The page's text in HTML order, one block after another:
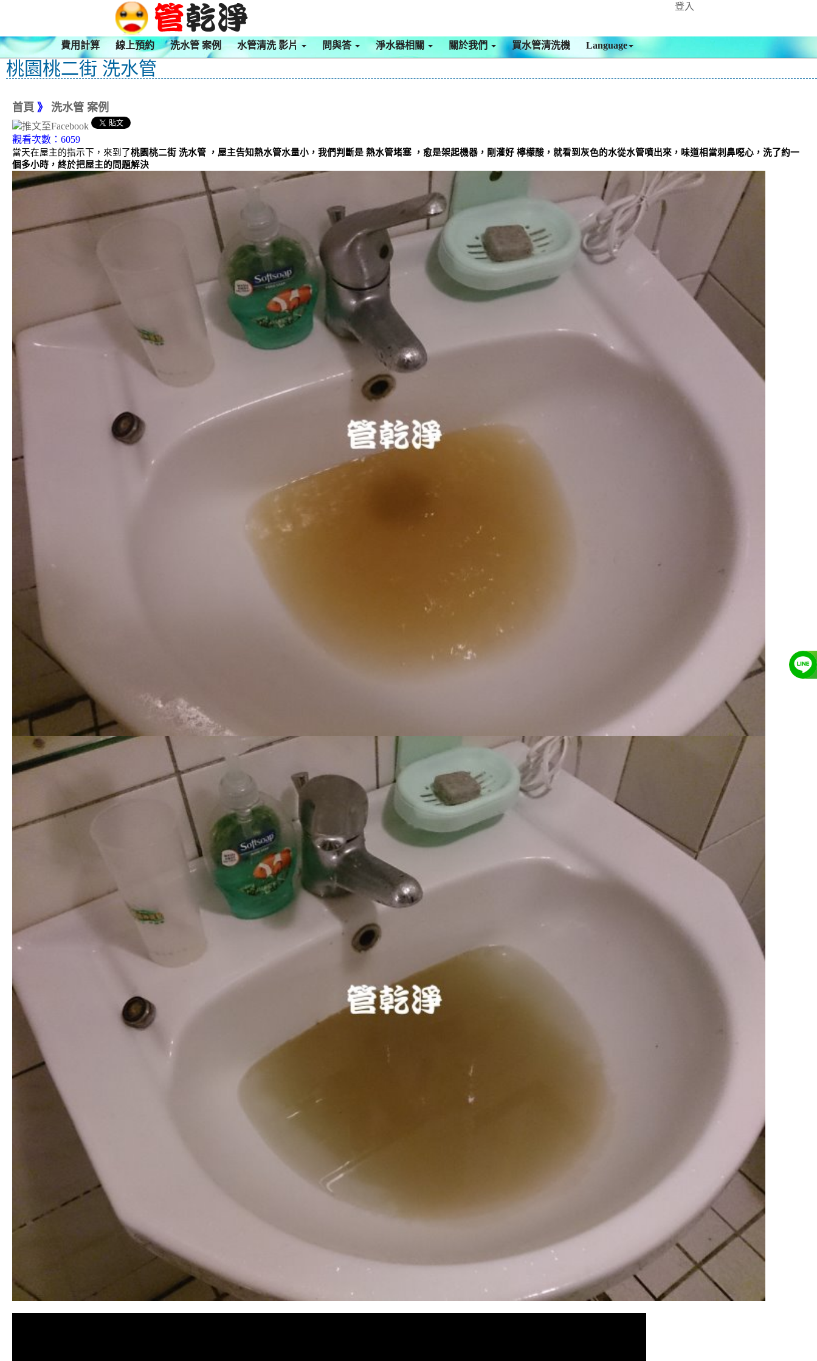
登入
費用計算 線上預約 洗水管 案例 水管清洗 影片 問與答 淨水器相關 關於我們 買水管清洗機 Language
桃園桃二街 洗水管
首頁 》 洗水管 案例
觀看次數：6059
當天在屋主的指示下，來到了桃園桃二街 洗水管 ，屋主告知熱水管水量小，我們判斷是 熱水管堵塞 ，愈是架起機器，剛灌好 檸檬酸，就看到灰色的水從水管噴出來，味道相當刺鼻噁心，洗了約一
個多小時，終於把屋主的問題解決